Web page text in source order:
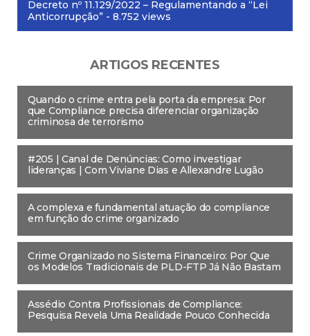
Decreto nº 11.129/2022 – Regulamentando a “Lei
Anticorrupção” - 8.752 views
ARTIGOS RECENTES
Quando o crime entra pela porta da empresa: Por
que Compliance precisa diferenciar organização
criminosa de terrorismo
#205 | Canal de Denúncias: Como investigar
lideranças | Com Viviane Dias e Allexandre Lugão
A complexa e fundamental atuação do compliance
em função do crime organizado
Crime Organizado no Sistema Financeiro: Por Que
os Modelos Tradicionais de PLD-FTP Já Não Bastam
Assédio Contra Profissionais de Compliance:
Pesquisa Revela Uma Realidade Pouco Conhecida